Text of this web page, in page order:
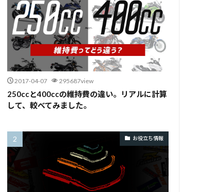
2017-04-07 295687view
250ccと400ccの維持費の違い。リアルに計算
して、較べてみました。
お役立ち情報